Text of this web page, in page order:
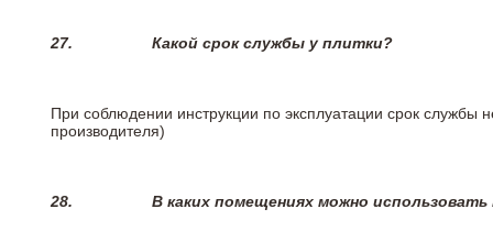
27. Какой срок службы у плитки?
При соблюдении инструкции по эксплуатации срок
производителя)
28. В каких помещениях можно